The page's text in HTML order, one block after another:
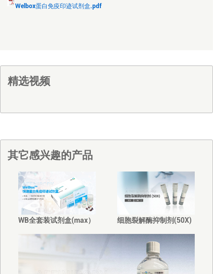
Welbox蛋白免疫印迹试剂盒.pdf
精选视频
其它感兴趣的产品
WB全套装试剂盒(max） 细胞裂解酶抑制剂(50X)